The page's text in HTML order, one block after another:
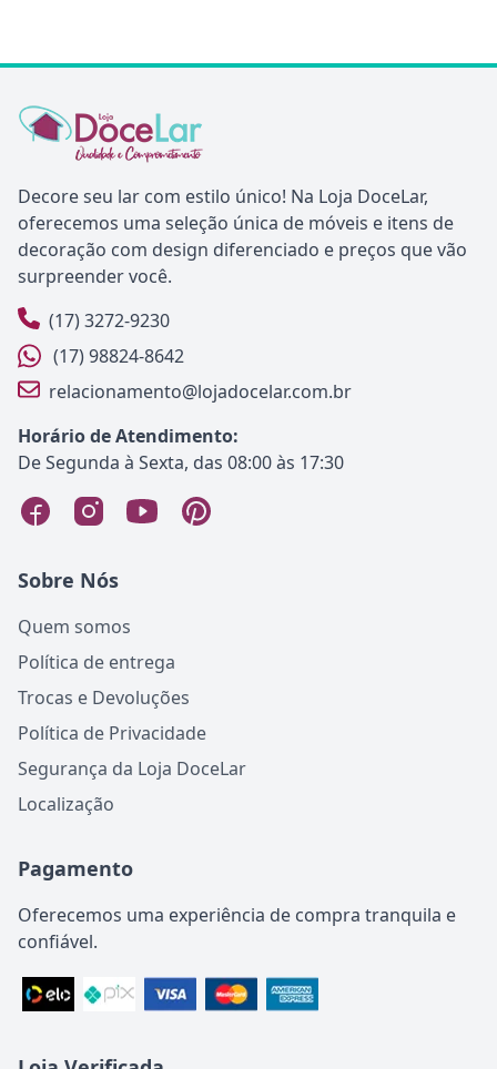
Decore seu lar com estilo único! Na Loja DoceLar,
oferecemos uma seleção única de móveis e itens de
decoração com design diferenciado e preços que vão
surpreender você.
(17) 3272-9230
(17) 98824-8642
relacionamento@lojadocelar.com.br
Horário de Atendimento:
De Segunda à Sexta, das 08:00 às 17:30
Sobre Nós
Quem somos
Política de entrega
Trocas e Devoluções
Política de Privacidade
Segurança da Loja DoceLar
Localização
Pagamento
Oferecemos uma experiência de compra tranquila e
confiável.